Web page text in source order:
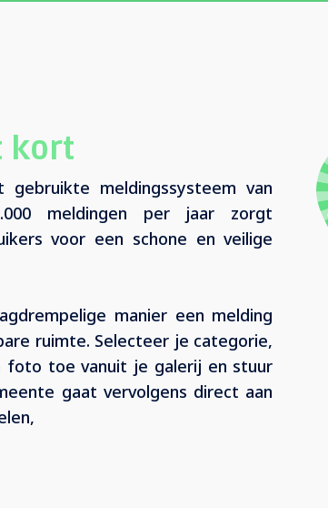
kort
meldingssysteem van
meldingen per jaar zorgt
voor een schone en veilige
manier een melding
ruimte. Selecteer je categorie,
foto toe vanuit je galerij en stuur
gaat vervolgens direct aan